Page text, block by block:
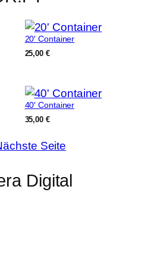
20′ Container
25,00€
40′ Container
35,00€
Nächste Seite